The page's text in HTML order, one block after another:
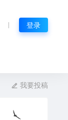
登录
我要投稿